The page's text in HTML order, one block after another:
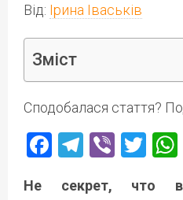
Від: Ірина Іваськів
Зміст
Сподобалася стаття?
Facebook
Viber
Не секрет, что